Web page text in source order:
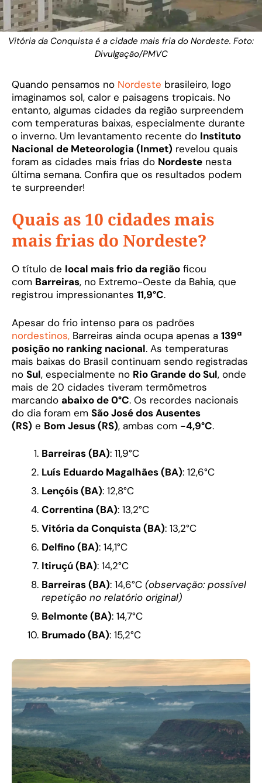
Vitória da Conquista é a cidade mais fria do Nordeste. Foto:
Divulgação/PMVC
Quando pensamos no Nordeste brasileiro, logo
imaginamos sol, calor e paisagens tropicais. No
entanto, algumas cidades da região surpreendem
com temperaturas baixas, especialmente durante
o inverno. Um levantamento recente do Instituto
Nacional de Meteorologia (Inmet) revelou quais
foram as cidades mais frias do Nordeste nesta
última semana. Confira que os resultados podem
te surpreender!
Quais as 10 cidades mais
mais frias do Nordeste?
O título de local mais frio da região ficou
com Barreiras, no Extremo-Oeste da Bahia, que
registrou impressionantes 11,9°C.
Apesar do frio intenso para os padrões
nordestinos, Barreiras ainda ocupa apenas a 139ª
posição no ranking nacional. As temperaturas
mais baixas do Brasil continuam sendo registradas
no Sul, especialmente no Rio Grande do Sul, onde
mais de 20 cidades tiveram termômetros
marcando abaixo de 0°C. Os recordes nacionais
do dia foram em São José dos Ausentes
(RS) e Bom Jesus (RS), ambas com -4,9°C.
Barreiras (BA): 11,9°C
Luís Eduardo Magalhães (BA): 12,6°C
Lençóis (BA): 12,8°C
Correntina (BA): 13,2°C
Vitória da Conquista (BA): 13,2°C
Delfino (BA): 14,1°C
Itiruçú (BA): 14,2°C
Barreiras (BA): 14,6°C (observação: possível
repetição no relatório original)
Belmonte (BA): 14,7°C
Brumado (BA): 15,2°C